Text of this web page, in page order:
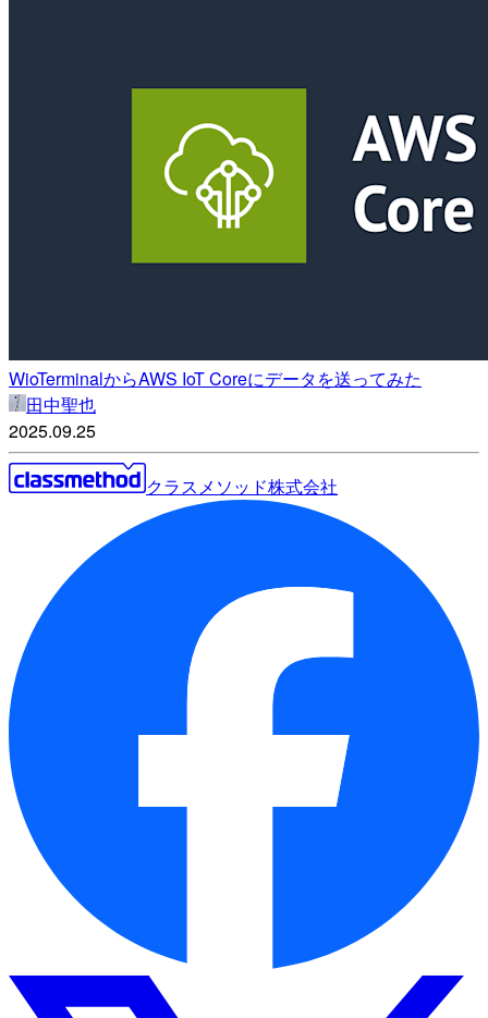
WioTerminalからAWS IoT Coreにデータを送ってみた
田中聖也
2025.09.25
クラスメソッド株式会社